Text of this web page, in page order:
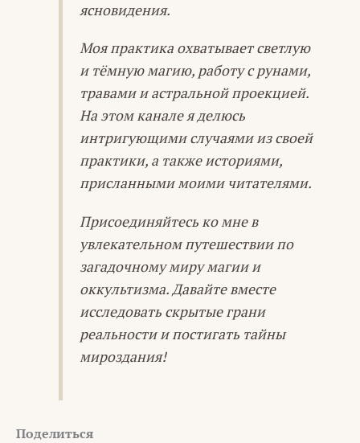
ясновидения.
Моя практика охватывает светлую
и тёмную магию, работу с рунами,
травами и астральной проекцией.
На этом канале я делюсь
интригующими случаями из своей
практики, а также историями,
присланными моими читателями.
Присоединяйтесь ко мне в
увлекательном путешествии по
загадочному миру магии и
оккультизма. Давайте вместе
исследовать скрытые грани
реальности и постигать тайны
мироздания!
Поделиться